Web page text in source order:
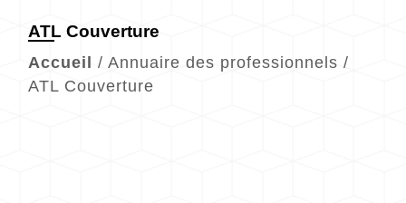
ATL Couverture
Accueil / Annuaire des professionnels /
ATL Couverture